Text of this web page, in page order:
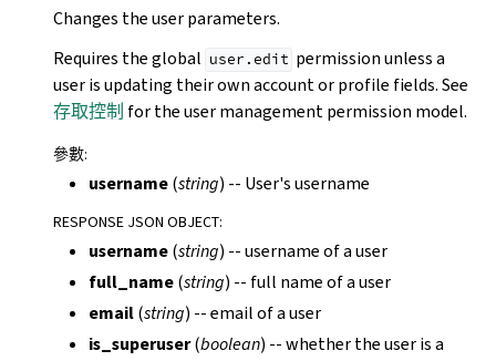
Changes the user parameters.
Requires the global user.edit permission unless a
user is updating their own account or profile fields. See
存取控制 for the user management permission model.
參數:
username(string) -- User's username
RESPONSE JSON OBJECT:
username(string) -- username of a user
full_name(string) -- full name of a user
email(string) -- email of a user
is_superuser(boolean) -- whether the user is a